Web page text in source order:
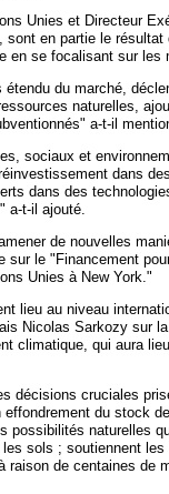
Unies et Directeur
en partie le résultat
en se focalisant sur les
du marché,
naturelles,
a-t-il
sociaux et
dans
dans des
a-t-il ajouté.
de nouvelles
le "Financement
Unies à New York."
lieu au niveau
Nicolas Sarkozy sur
climatique, qui aura
décisions cruciales
du stock
possibilités naturelles
sols ; soutiennent
de centaines de